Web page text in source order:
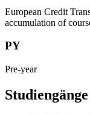
European Credit
accumulation of
PY
Pre-year
Studiengänge